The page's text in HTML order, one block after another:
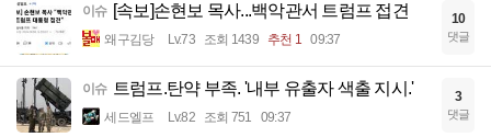
이슈 [속보]손현보 목사...백악관서 트럼프 접견
왜구김당 Lv.73 조회 1439 추천 1 09:37
10
댓글
이슈 트럼프.탄약 부족. '내부 유출자 색출 지시.'
세드엘프 Lv.82 조회 751 09:37
3
댓글